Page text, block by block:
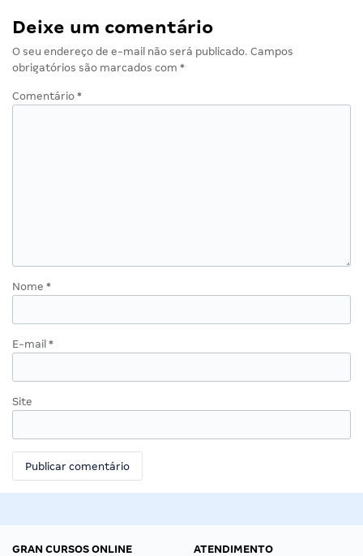
Deixe um comentário
O seu endereço de e-mail não será publicado. Campos
obrigatórios são marcados com *
Comentário *
Nome *
E-mail *
Site
GRAN CURSOS ONLINE
ATENDIMENTO